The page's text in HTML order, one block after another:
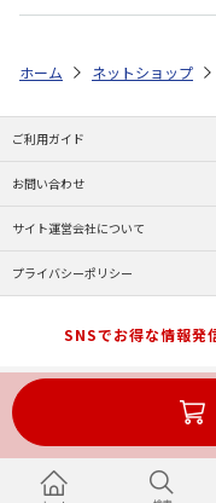
ホーム ネットショップ
ご利用ガイド
お問い合わせ
サイト運営会社について
プライバシーポリシー
SNSでお得な情報発
Copyright (C)